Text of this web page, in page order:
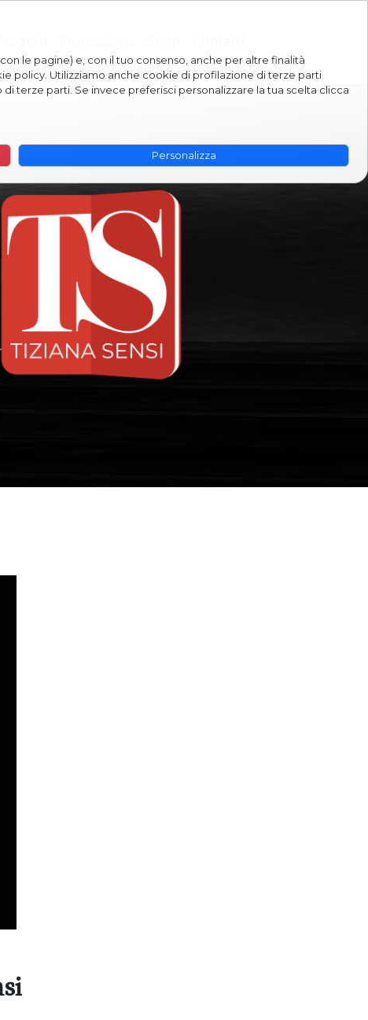
le pagine) e, con il tuo consenso, anche per altre finalità
policy. Utilizziamo anche cookie di profilazione di terze parti
terze parti. Se invece preferisci personalizzare la tua scelta clicca
Personalizza